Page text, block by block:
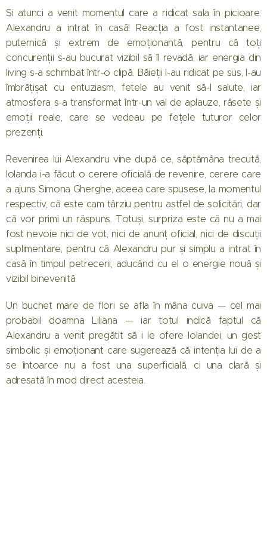
Și atunci a venit momentul care a ridicat sala în picioare:
Alexandru a intrat în casă! Reacția a fost instantanee,
puternică și extrem de emoționantă, pentru că toți
concurenții s-au bucurat vizibil să îl revadă, iar energia din
living s-a schimbat într-o clipă. Băieții l-au ridicat pe sus, l-au
îmbrățișat cu entuziasm, fetele au venit să-l salute, iar
atmosfera s-a transformat într-un val de aplauze, râsete și
emoții reale, care se vedeau pe fețele tuturor celor
prezenți.
Revenirea lui Alexandru vine după ce, săptămâna trecută,
Iolanda i-a făcut o cerere oficială de revenire, cerere care
a ajuns Simona Gherghe, aceea care spusese, la momentul
respectiv, că este cam târziu pentru astfel de solicitări, dar
că vor primi un răspuns. Totuși, surpriza este că nu a mai
fost nevoie nici de vot, nici de anunț oficial, nici de discuții
suplimentare, pentru că Alexandru pur și simplu a intrat în
casă în timpul petrecerii, aducând cu el o energie nouă și
vizibil binevenită.
Un buchet mare de flori se afla în mâna cuiva — cel mai
probabil doamna Liliana — iar totul indică faptul că
Alexandru a venit pregătit să i le ofere Iolandei, un gest
simbolic și emoționant care sugerează că intenția lui de a
se întoarce nu a fost una superficială, ci una clară și
adresată în mod direct acesteia.